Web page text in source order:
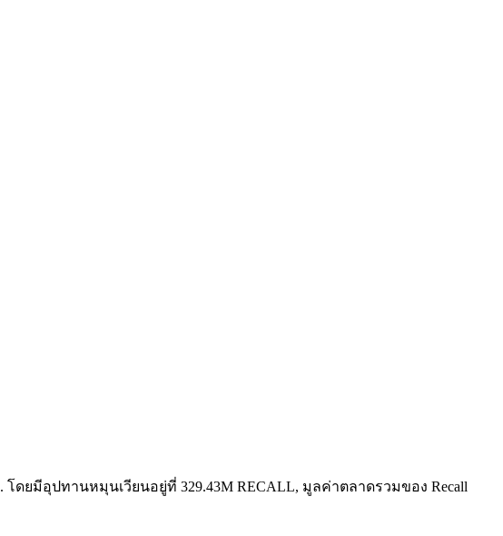
. โดยมีอุปทานหมุนเวียนอยู่ที่ 329.43M RECALL, มูลค่าตลาดรวมของ Recall